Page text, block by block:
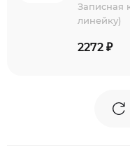
Записная
линейку)
2272 ₽